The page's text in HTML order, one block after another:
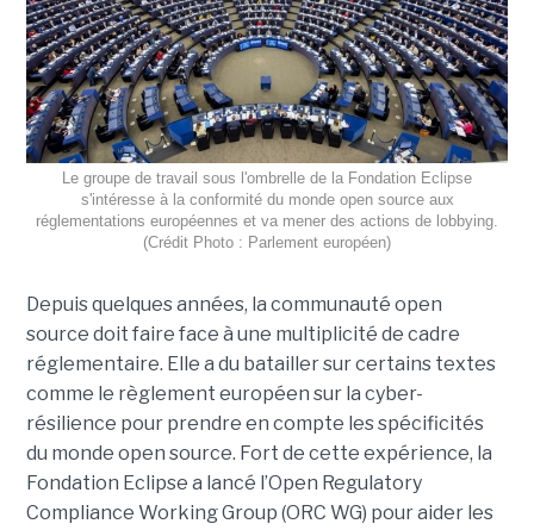
Le groupe de travail sous l'ombrelle de la Fondation Eclipse
s'intéresse à la conformité du monde open source aux
réglementations européennes et va mener des actions de lobbying.
(Crédit Photo : Parlement européen)
Depuis quelques années, la communauté open
source doit faire face à une multiplicité de cadre
réglementaire. Elle a du batailler sur certains textes
comme le règlement européen sur la cyber-
résilience pour prendre en compte les spécificités
du monde open source. Fort de cette expérience, la
Fondation Eclipse a lancé l’Open Regulatory
Compliance Working Group (ORC WG) pour aider les